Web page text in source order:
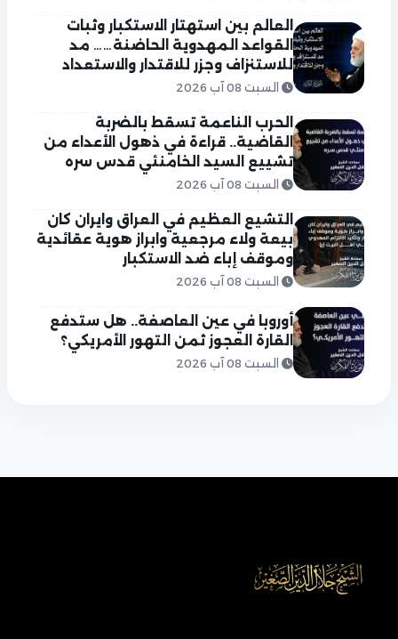
العالم بين استهتار الاستكبار وثبات
القواعد المهدوية الحاضنة…… مد
للاستنزاف وجزر للاقتدار والاستعداد
السبت 08 آب 2026
الحرب الناعمة تسقط بالضربة
القاضية.. قراءة في ذهول الأعداء من
تشييع السيد الخامنئي قدس سره
السبت 08 آب 2026
التشيع العظيم في العراق وايران كان
بيعة ولاء مرجعية وابراز هوية عقائدية
وموقف إباء ضد الاستكبار
السبت 08 آب 2026
أوروبا في عين العاصفة.. هل ستدفع
القارة العجوز ثمن التهور الأمريكي؟
السبت 08 آب 2026